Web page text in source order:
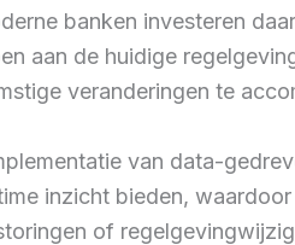
banken investeren
aan de huidige
veranderingen te
van data-
inzicht bieden,
of